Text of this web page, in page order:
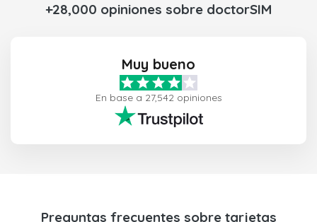
+28,000 opiniones sobre doctorSIM
Muy bueno
En base a 27,542 opiniones
Preguntas frecuentes sobre tarjetas